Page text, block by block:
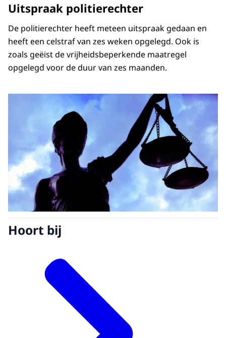
Uitspraak politierechter
De politierechter heeft meteen uitspraak gedaan en
heeft een celstraf van zes weken opgelegd. Ook is
zoals geëist de vrijheidsbeperkende maatregel
opgelegd voor de duur van zes maanden.
Hoort bij